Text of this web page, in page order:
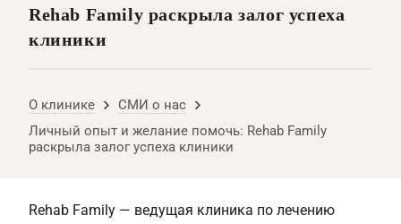
Rehab Family раскрыла залог успеха
клиники
О клинике
СМИ о нас
Личный опыт и желание помочь: Rehab Family
раскрыла залог успеха клиники
Rehab Family — ведущая клиника по лечению